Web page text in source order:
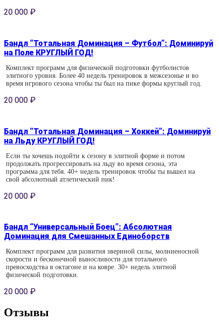
20 000 ₽
Бандл “Тотальная Доминация – Футбол”: Доминируй
на Поле КРУГЛЫЙ ГОД!
Комплект программ для физической подготовки футболистов
элитного уровня. Более 40 недель тренировок в межсезонье и во
время игрового сезона чтобы ты был на пике формы круглый год.
20 000 ₽
Бандл “Тотальная Доминация – Хоккей”: Доминируй
на Льду КРУГЛЫЙ ГОД!
Если ты хочешь подойти к сезону в элитной форме и потом
продолжать прогрессировать на льду во время сезона, эта
программа для тебя. 40+ недель тренировок чтобы ты вышел на
свой абсолютный атлетический пик!
20 000 ₽
Бандл “Универсальный Боец”: Абсолютная
Доминация для Смешанных Единоборств
Комплект программ для развития звериной силы, молниеносной
скорости и бесконечной выносливости для тотального
превосходства в октагоне и на ковре. 30+ недель элитной
физической подготовки.
20 000 ₽
Отзывы